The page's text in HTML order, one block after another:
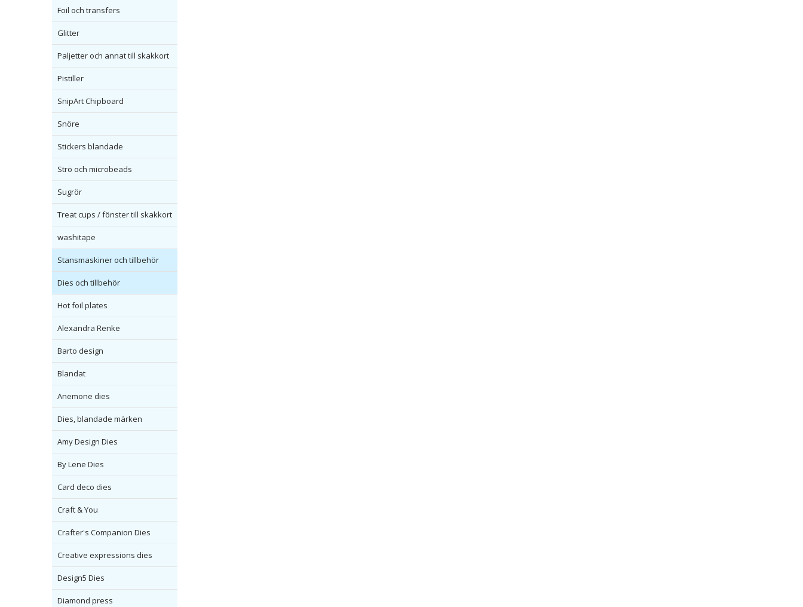
Foil och transfers
Glitter
Paljetter och annat till skakkort
Pistiller
SnipArt Chipboard
Snöre
Stickers blandade
Strö och microbeads
Sugrör
Treat cups / fönster till skakkort
washitape
Stansmaskiner och tillbehör
Dies och tillbehör
Hot foil plates
Alexandra Renke
Barto design
Blandat
Anemone dies
Dies, blandade märken
Amy Design Dies
By Lene Dies
Card deco dies
Craft & You
Crafter's Companion Dies
Creative expressions dies
Design5 Dies
Diamond press